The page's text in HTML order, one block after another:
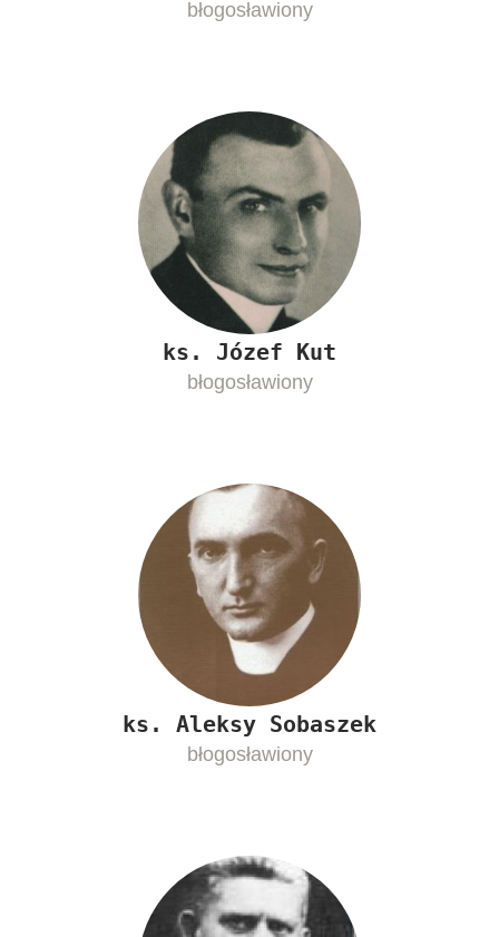
błogosławiony
ks. Józef Kut
błogosławiony
ks. Aleksy Sobaszek
błogosławiony